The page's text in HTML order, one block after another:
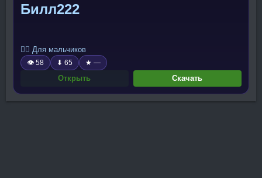
Билл222
🧍‍♂️ Для мальчиков
👁 58 ⬇ 65 ★ —
Открыть Скачать